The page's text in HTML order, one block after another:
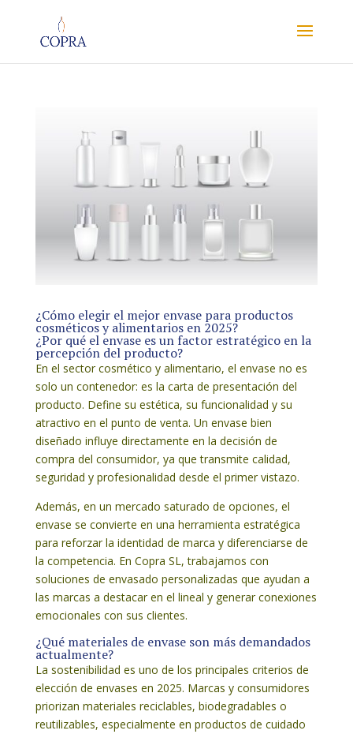
¿Cómo elegir el mejor envase para productos
cosméticos y alimentarios en 2025?
¿Por qué el envase es un factor estratégico en la
percepción del producto?
En el sector cosmético y alimentario, el envase no es
solo un contenedor: es la carta de presentación del
producto. Define su estética, su funcionalidad y su
atractivo en el punto de venta. Un envase bien
diseñado influye directamente en la decisión de
compra del consumidor, ya que transmite calidad,
seguridad y profesionalidad desde el primer vistazo.
Además, en un mercado saturado de opciones, el
envase se convierte en una herramienta estratégica
para reforzar la identidad de marca y diferenciarse de
la competencia. En Copra SL, trabajamos con
soluciones de envasado personalizadas que ayudan a
las marcas a destacar en el lineal y generar conexiones
emocionales con sus clientes.
¿Qué materiales de envase son más demandados
actualmente?
La sostenibilidad es uno de los principales criterios de
elección de envases en 2025. Marcas y consumidores
priorizan materiales reciclables, biodegradables o
reutilizables, especialmente en productos de cuidado